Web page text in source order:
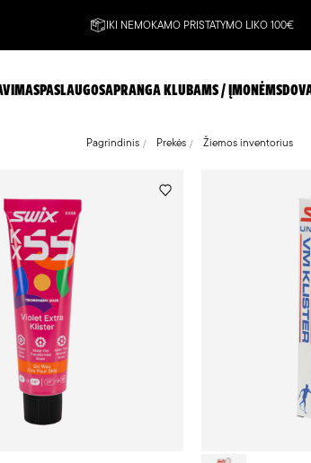
IKI NEMOKAMO PRISTATYMO LIKO 100€
PASLAUGOSAPRANGA KLUBAMS / ĮMONĖMS
Pagrindinis Prekės Žiemos inventorius